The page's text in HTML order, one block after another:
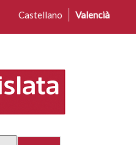
Castellano Valencià